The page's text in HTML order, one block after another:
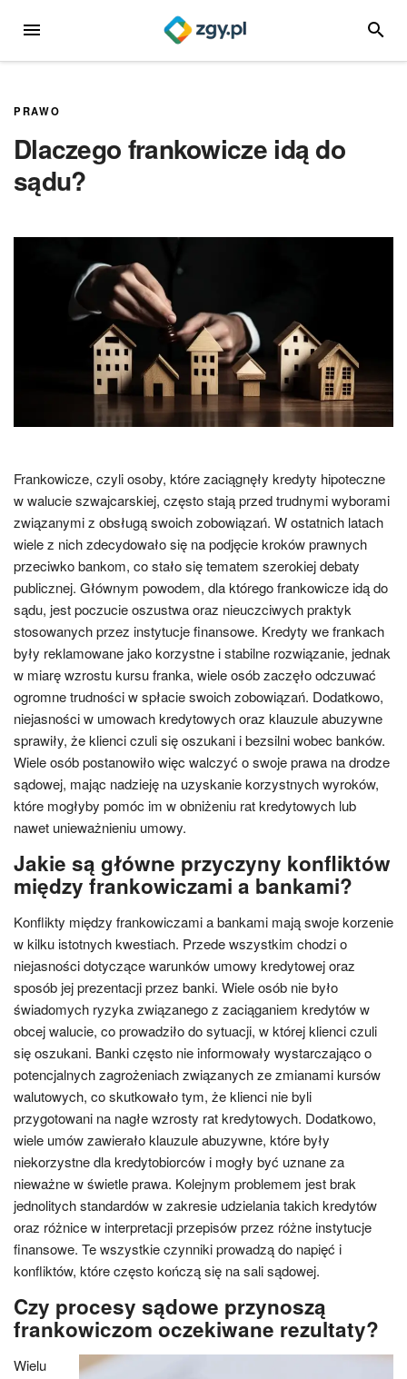
MENU
PRAWO
Dlaczego frankowicze idą do
sądu?
Frankowicze, czyli osoby, które zaciągnęły kredyty hipoteczne
w walucie szwajcarskiej, często stają przed trudnymi wyborami
związanymi z obsługą swoich zobowiązań. W ostatnich latach
wiele z nich zdecydowało się na podjęcie kroków prawnych
przeciwko bankom, co stało się tematem szerokiej debaty
publicznej. Głównym powodem, dla którego frankowicze idą do
sądu, jest poczucie oszustwa oraz nieuczciwych praktyk
stosowanych przez instytucje finansowe. Kredyty we frankach
były reklamowane jako korzystne i stabilne rozwiązanie, jednak
w miarę wzrostu kursu franka, wiele osób zaczęło odczuwać
ogromne trudności w spłacie swoich zobowiązań. Dodatkowo,
niejasności w umowach kredytowych oraz klauzule abuzywne
sprawiły, że klienci czuli się oszukani i bezsilni wobec banków.
Wiele osób postanowiło więc walczyć o swoje prawa na drodze
sądowej, mając nadzieję na uzyskanie korzystnych wyroków,
które mogłyby pomóc im w obniżeniu rat kredytowych lub
nawet unieważnieniu umowy.
Jakie są główne przyczyny konfliktów
między frankowiczami a bankami?
Konflikty między frankowiczami a bankami mają swoje korzenie
w kilku istotnych kwestiach. Przede wszystkim chodzi o
niejasności dotyczące warunków umowy kredytowej oraz
sposób jej prezentacji przez banki. Wiele osób nie było
świadomych ryzyka związanego z zaciąganiem kredytów w
obcej walucie, co prowadziło do sytuacji, w której klienci czuli
się oszukani. Banki często nie informowały wystarczająco o
potencjalnych zagrożeniach związanych ze zmianami kursów
walutowych, co skutkowało tym, że klienci nie byli
przygotowani na nagłe wzrosty rat kredytowych. Dodatkowo,
wiele umów zawierało klauzule abuzywne, które były
niekorzystne dla kredytobiorców i mogły być uznane za
nieważne w świetle prawa. Kolejnym problemem jest brak
jednolitych standardów w zakresie udzielania takich kredytów
oraz różnice w interpretacji przepisów przez różne instytucje
finansowe. Te wszystkie czynniki prowadzą do napięć i
konfliktów, które często kończą się na sali sądowej.
Czy procesy sądowe przynoszą
frankowiczom oczekiwane rezultaty?
Wielu